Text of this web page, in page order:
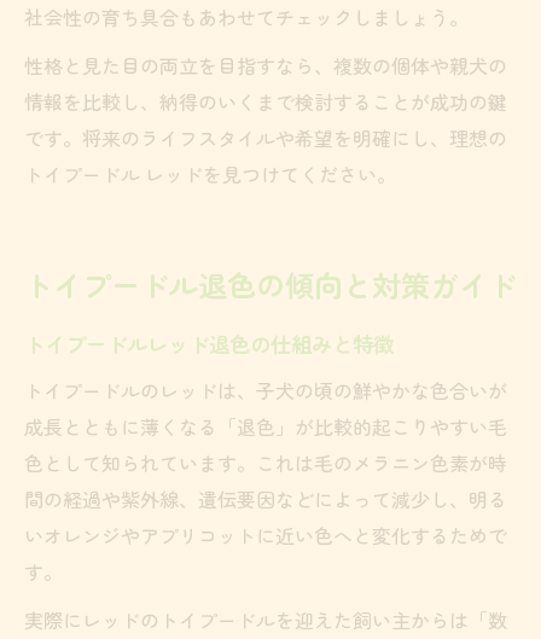
社会性の育ち具合もあわせてチェックしましょう。
性格と見た目の両立を目指すなら、複数の個体や親犬の
情報を比較し、納得のいくまで検討することが成功の鍵
です。将来のライフスタイルや希望を明確にし、理想の
トイプードル レッドを見つけてください。
トイプードル退色の傾向と対策ガイド
トイプードルレッド退色の仕組みと特徴
トイプードルのレッドは、子犬の頃の鮮やかな色合いが
成長とともに薄くなる「退色」が比較的起こりやすい毛
色として知られています。これは毛のメラニン色素が時
間の経過や紫外線、遺伝要因などによって減少し、明る
いオレンジやアプリコットに近い色へと変化するためで
す。
実際にレッドのトイプードルを迎えた飼い主からは「数